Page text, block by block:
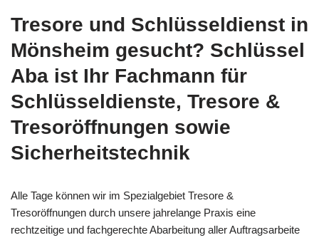
Tresore und Schlüsseldienst in
Mönsheim gesucht? Schlüssel
Aba ist Ihr Fachmann für
Schlüsseldienste, Tresore &
Tresoröffnungen sowie
Sicherheitstechnik
Alle Tage können wir im Spezialgebiet Tresore &
Tresoröffnungen durch unsere jahrelange Praxis eine
rechtzeitige und fachgerechte Abarbeitung aller Auftragsarbeite